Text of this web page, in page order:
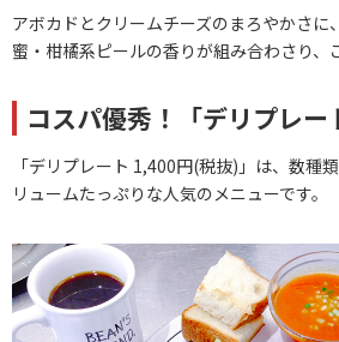
アボカドとクリームチーズのまろやかさに
蜜・柑橘系ピールの香りが組み合わさり、
コスパ優秀！「デリプレー
「デリプレート 1,400円(税抜)」は、数種
リュームたっぷりな人気のメニューです。